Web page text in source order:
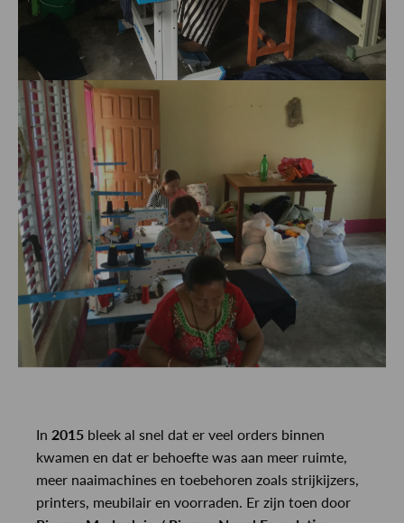
In 2015 bleek al snel dat er veel orders binnen
kwamen en dat er behoefte was aan meer ruimte,
meer naaimachines en toebehoren zoals strijkijzers,
printers, meubilair en voorraden. Er zijn toen door